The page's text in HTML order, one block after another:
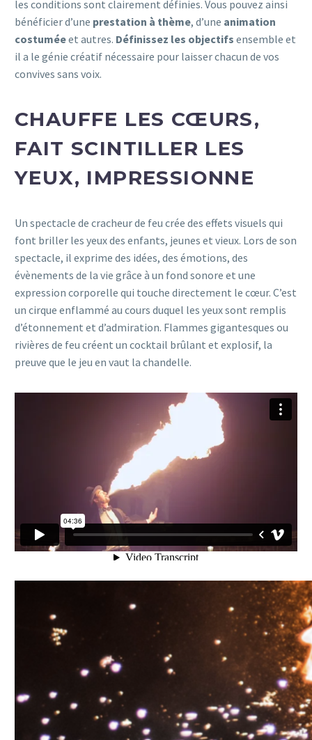
les conditions sont clairement définies. Vous pouvez ainsi
bénéficier d’une prestation à thème, d’une animation
costuméeet autres. Définissez les objectifs ensemble et
il a le génie créatif nécessaire pour laisser chacun de vos
convives sans voix.
CHAUFFE LES CŒURS,
FAIT SCINTILLER LES
YEUX, IMPRESSIONNE
Un spectacle de cracheur de feu crée des effets visuels qui
font briller les yeux des enfants, jeunes et vieux. Lors de son
spectacle, il exprime des idées, des émotions, des
évènements de la vie grâce à un fond sonore et une
expression corporelle qui touche directement le cœur. C’est
un cirque enflammé au cours duquel les yeux sont remplis
d’étonnement et d’admiration. Flammes gigantesques ou
rivières de feu créent un cocktail brûlant et explosif, la
preuve que le jeu en vaut la chandelle.